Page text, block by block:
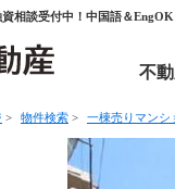
相談受付中！中国語＆
不
> 物件検索 > 一棟売りマンシ